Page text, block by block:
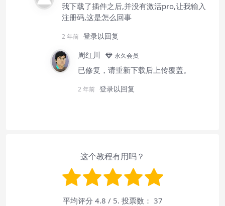
我下载了插件之后,并没有激活pro,让我输入
注册码,这是怎么回事
2 年前 登录以回复
周红川 永久会员
已修复，请重新下载后上传覆盖。
2 年前 登录以回复
这个教程有用吗？
平均评分 4.8 / 5. 投票数： 37